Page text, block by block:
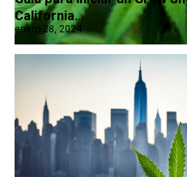
California...
enero 28, 2024